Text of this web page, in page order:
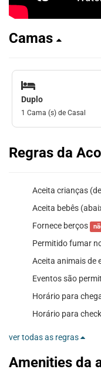
Camas
Duplo
1 Cama (s) de Casal
Regras da
Aceita crianças
Aceita bebês
Fornece berços
Permitido fumar
Aceita animais de
Eventos são
Horário para
Horário para
ver todas as regras
Amenities da